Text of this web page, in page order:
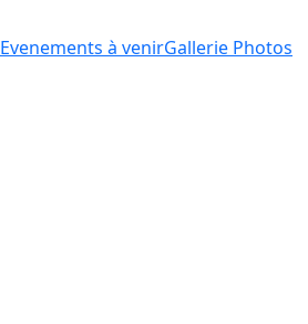
Evenements à venirGallerie Photos